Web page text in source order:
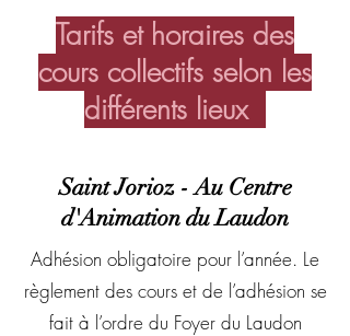
Tarifs et horaires des
cours collectifs selon les
différents lieux
Saint Jorioz - Au Centre
d'Animation du Laudon
Adhésion obligatoire pour l’année. Le
règlement des cours et de l’adhésion se
fait à l’ordre du Foyer du Laudon